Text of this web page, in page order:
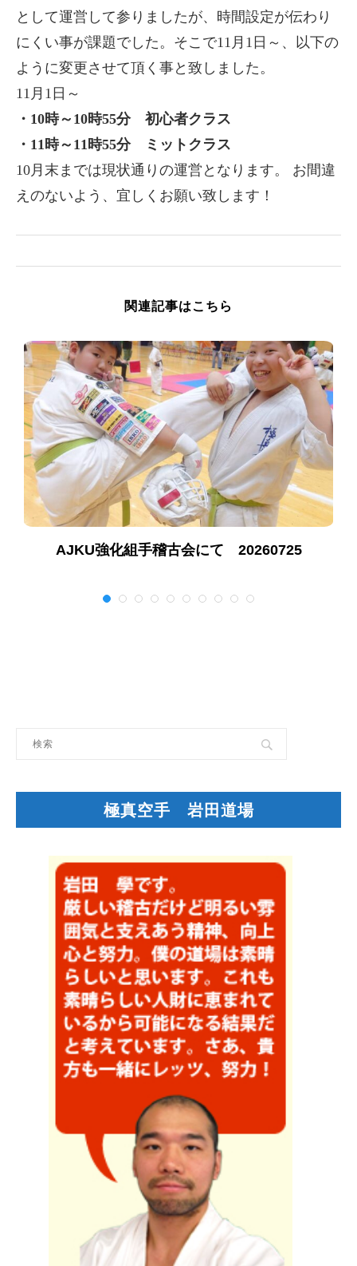
として運営して参りましたが、時間設定が伝わり
にくい事が課題でした。そこで11月1日～、以下の
ように変更させて頂く事と致しました。
11月1日～
・10時～10時55分 初心者クラス
・11時～11時55分 ミットクラス
10月末までは現状通りの運営となります。 お間違
えのないよう、宜しくお願い致します！
関連記事はこちら
AJKU強化組手稽古会にて 20260725
極真空手 岩田道場